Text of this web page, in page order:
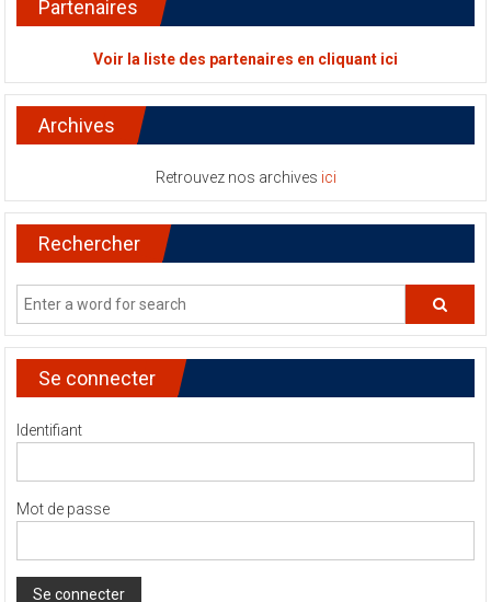
Partenaires
Voir la liste des partenaires en cliquant ici
Archives
Retrouvez nos archives ici
Rechercher
Se connecter
Identifiant
Mot de passe